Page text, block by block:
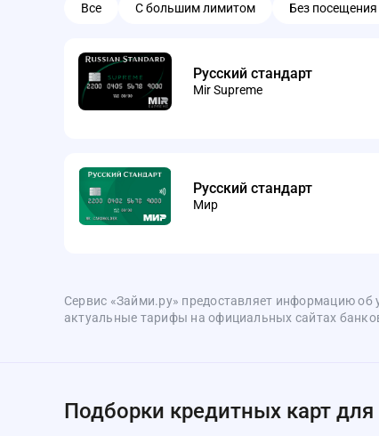
Все С большим лимитом Без
Русский стандарт
Mir Supreme
Русский стандарт
Мир
Сервис «Займи.ру» предоставляет информацию об
актуальные тарифы на официальных сайтах
Подборки кредитных карт для